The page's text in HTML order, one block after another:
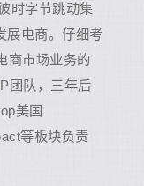
时字节跳动集
展电商。仔细考
商市场业务的
团队，三年后
美国
等板块负责